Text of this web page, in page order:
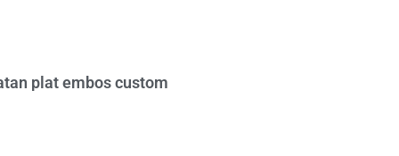
plat embos custom